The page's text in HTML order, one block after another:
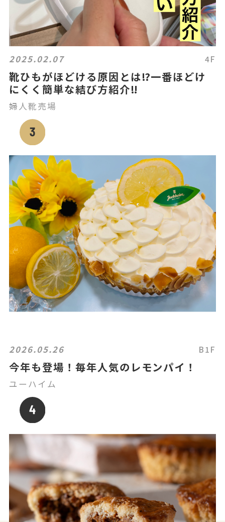
2025.02.07 4F
靴ひもがほどける原因とは⁉️一番ほどけ
にくく簡単な結び方紹介‼️
婦人靴売場
2026.05.26 B1F
今年も登場！毎年人気のレモンパイ！
ユーハイム